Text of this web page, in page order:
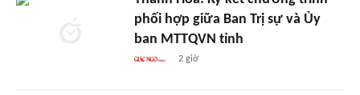
phối hợp giữa Ban Trị sự và Ủy
ban MTTQVN tỉnh
2 giờ